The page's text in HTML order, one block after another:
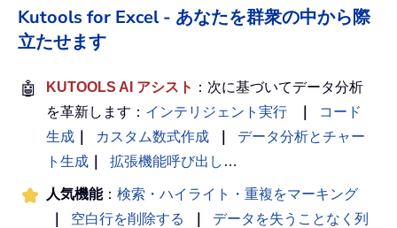
Kutools for Excel - あなたを群衆の中から際
立たせます
🤖 KUTOOLS AI アシスト ：次に基づいてデータ分析
を革新します： インテリジェント実行
コード
生成
カスタム数式作成
データ分析とチャー
ト生成
拡張機能呼び出し …
人気機能： 検索・ハイライト・重複をマーキング
空白行を削除する
データを失うことなく列